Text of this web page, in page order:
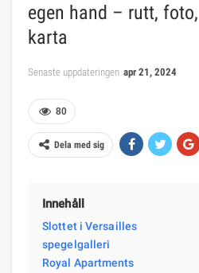
egen hand – rutt,
karta
Senaste uppdateringen apr 21, 2024
80
Dela med sig
Innehåll
Slottet i Versailles
spegelgalleri
Royal Apartments